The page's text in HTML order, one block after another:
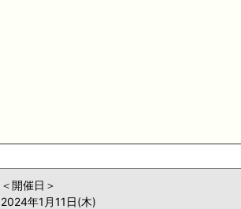
＜開催日＞
2024年1月11日(木)